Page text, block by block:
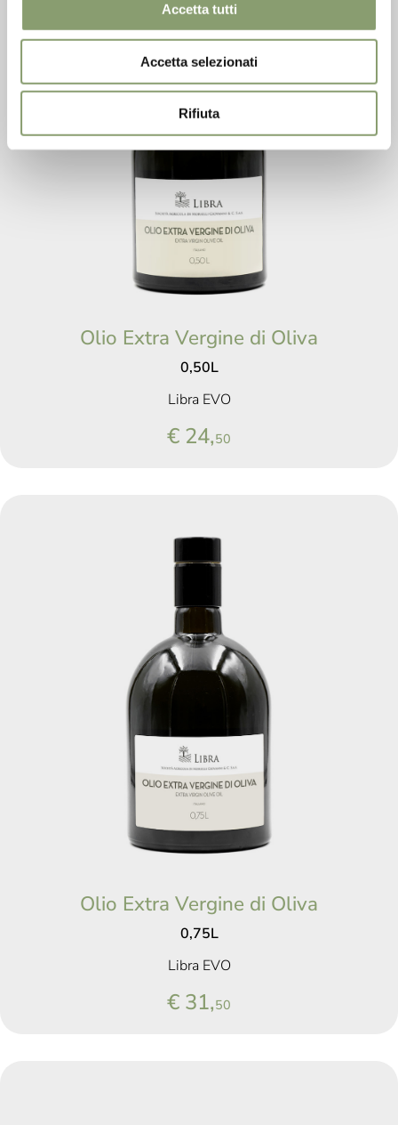
Accetta tutti
Accetta selezionati
Rifiuta
Olio Extra Vergine di Oliva
0,50L
Libra EVO
€ 24,50
Olio Extra Vergine di Oliva
0,75L
Libra EVO
€ 31,50